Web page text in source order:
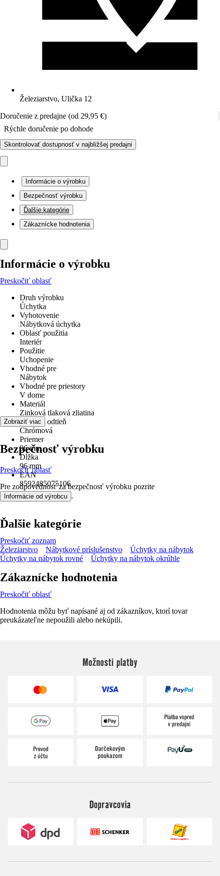
Železiarstvo, Ulička 12
Doručenie z predajne (od 29,95 €)
Rýchle doručenie po dohode
Skontrolovať dostupnosť v najbližšej predajni
Informácie o výrobku
Bezpečnosť výrobku
Ďalšie kategórie
Zákaznícke hodnotenia
Informácie o výrobku
Preskočiť oblasť
Druh výrobku
Úchytka
Vyhotovenie
Nábytková úchytka
Oblasť použitia
Interiér
Použitie
Uchopenie
Vhodné pre
Nábytok
Vhodné pre priestory
V dome
Materiál
Zinková tlaková zliatina
Farebný odtieň
Chrómová
Priemer
96 mm
Dĺžka
96 mm
EAN
8592485075106
Zobraziť viac
Bezpečnosť výrobku
Preskočiť oblasť
Pre zodpovednosť za bezpečnosť výrobku pozrite
Informácie od výrobcu .
Ďalšie kategórie
Preskočiť zoznam
Železiarstvo
Nábytkové príslušenstvo
Úchytky na nábytok
Úchytky na nábytok rovné
Úchytky na nábytok okrúhle
Zákaznícke hodnotenia
Preskočiť oblasť
Hodnotenia môžu byť napísané aj od zákazníkov, ktorí tovar
preukázateľne nepoužili alebo nekúpili.
Možnosti platby
Dopravcovia